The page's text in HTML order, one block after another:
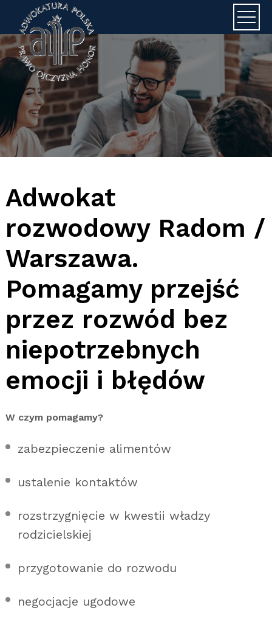
Adwokat
rozwodowy Radom /
Warszawa.
Pomagamy przejść
przez rozwód bez
niepotrzebnych
emocji i błędów
W czym pomagamy?
zabezpieczenie alimentów
ustalenie kontaktów
rozstrzygnięcie w kwestii władzy
rodzicielskiej
przygotowanie do rozwodu
negocjacje ugodowe